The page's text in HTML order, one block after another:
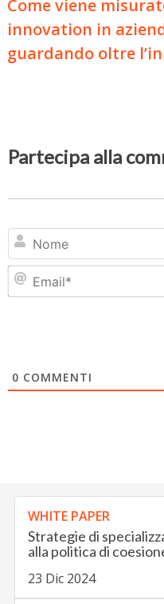
Come viene
innovation in
guardando oltre
Partecipa alla
0 COMMENTI
WHITE PAPER
Strategie di
alla politica di
23 Dic 2024